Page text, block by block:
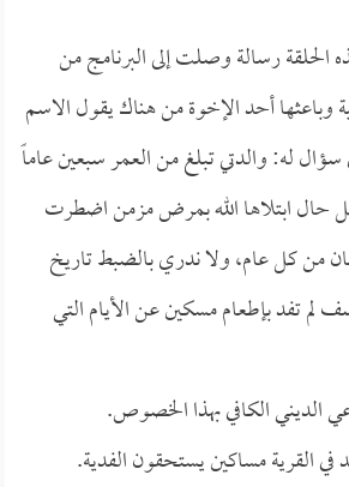
الحلقة رسالة وصلت إلى البرنامج من
وباعثها أحد الإخوة من هناك يقول الاسم
له: والدتي تبلغ من العمر سبعين عاماً
كل حال ابتلاها الله بمرض مزمن اضطرت
من كل عام، ولا ندري بالضبط تاريخ
لم تفد بإطعام مسكين عن الأيام التي
الديني الكافي بهذا الخصوص.
القرية مساكين يستحقون الفدية.